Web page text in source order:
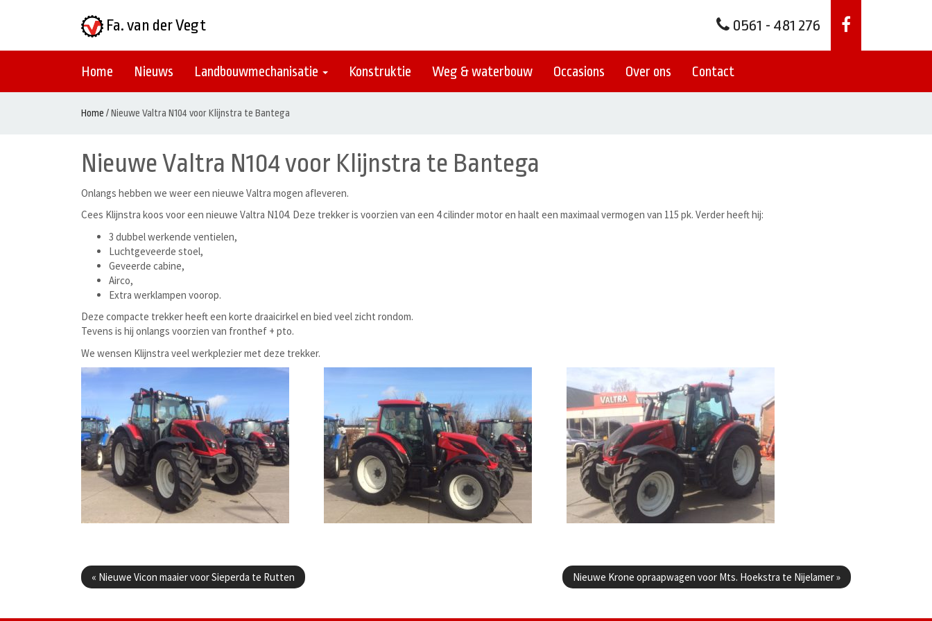
Fa. van der Vegt 0561 - 481 276
Home Nieuws Landbouwmechanisatie Konstruktie Weg & waterbouw Occasions Over ons Contact
Home /Nieuwe Valtra N104 voor Klijnstra te Bantega
Nieuwe Valtra N104 voor Klijnstra te Bantega
Onlangs hebben we weer een nieuwe Valtra mogen afleveren.
Cees Klijnstra koos voor een nieuwe Valtra N104. Deze trekker is voorzien van een 4 cilinder motor en haalt een maximaal vermogen van 115 pk. Verder heeft hij:
3 dubbel werkende ventielen,
Luchtgeveerde stoel,
Geveerde cabine,
Airco,
Extra werklampen voorop.
Deze compacte trekker heeft een korte draaicirkel en bied veel zicht rondom.
Tevens is hij onlangs voorzien van fronthef + pto.
We wensen Klijnstra veel werkplezier met deze trekker.
Berichtenmenu
« Nieuwe Vicon maaier voor Sieperda te Rutten Nieuwe Krone opraapwagen voor Mts. Hoekstra te Nijelamer»